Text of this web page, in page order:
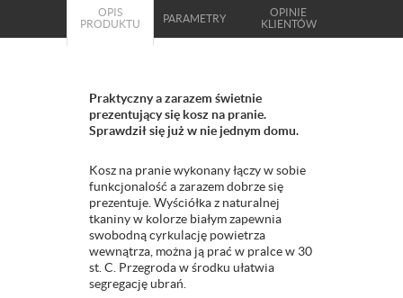
OPIS
PRODUKTU
PARAMETRY
OPINIE
KLIENTÓW
Praktyczny a zarazem świetnie
prezentujący się kosz na pranie.
Sprawdził się już w nie jednym domu.
Kosz na pranie wykonany łączy w sobie
funkcjonalość a zarazem dobrze się
prezentuje. Wyściółka z naturalnej
tkaniny w kolorze białym zapewnia
swobodną cyrkulację powietrza
wewnątrza, można ją prać w pralce w 30
st. C. Przegroda w środku ułatwia
segregację ubrań.